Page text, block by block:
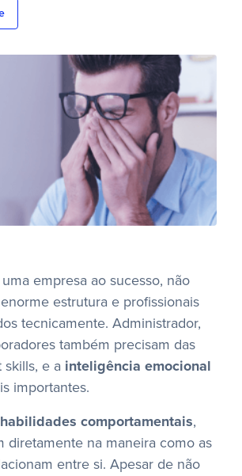
empresa ao sucesso, não
estrutura e profissionais
tecnicamente. Administrador,
também precisam das
skills, e a inteligência emocional
importantes.
habilidades comportamentais,
diretamente na maneira como as
entre si. Apesar de não